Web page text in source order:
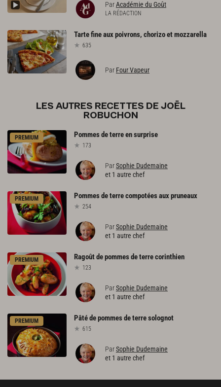
ParAcadémie du Goût
LA RÉDACTION
Tartefineauxpoivrons, chorizoetmozzarella
635
Par Four Vapeur
LES AUTRES RECETTES DE JOËL
ROBUCHON
PREMIUM Pommesdeterreensurprise
173
ParSophie Dudemaine
et 1 autre chef
PREMIUM Pommesdeterrecompotéesauxpruneaux
254
ParSophie Dudemaine
et 1 autre chef
PREMIUM Ragoûtdepommesdeterrecorinthien
123
ParSophie Dudemaine
et 1 autre chef
PREMIUM Pâtédepommesdeterresolognot
615
ParSophie Dudemaine
et 1 autre chef